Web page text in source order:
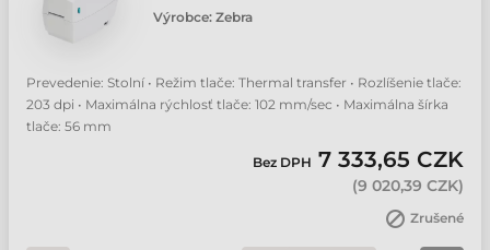
Výrobce: Zebra
Prevedenie: Stolní • Režim tlače: Thermal transfer • Rozlíšenie tlače:
203 dpi • Maximálna rýchlosť tlače: 102 mm/sec • Maximálna šírka
tlače: 56 mm
Bez DPH 7 333,65 CZK
(9 020,39 CZK)
Zrušené